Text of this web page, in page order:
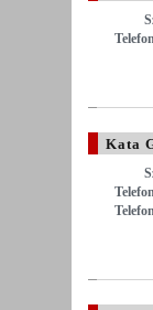
Kata